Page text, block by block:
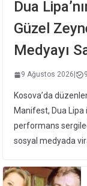
Dua
Güzel
Medyayı
9 Ağustos 2026
Kosova’da
Manifest, Dua
performans
sosyal medyada